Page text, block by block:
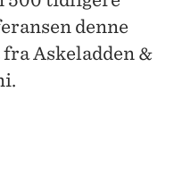
denne
Askeladden &